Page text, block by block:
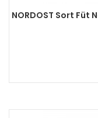
NORDOST Sort